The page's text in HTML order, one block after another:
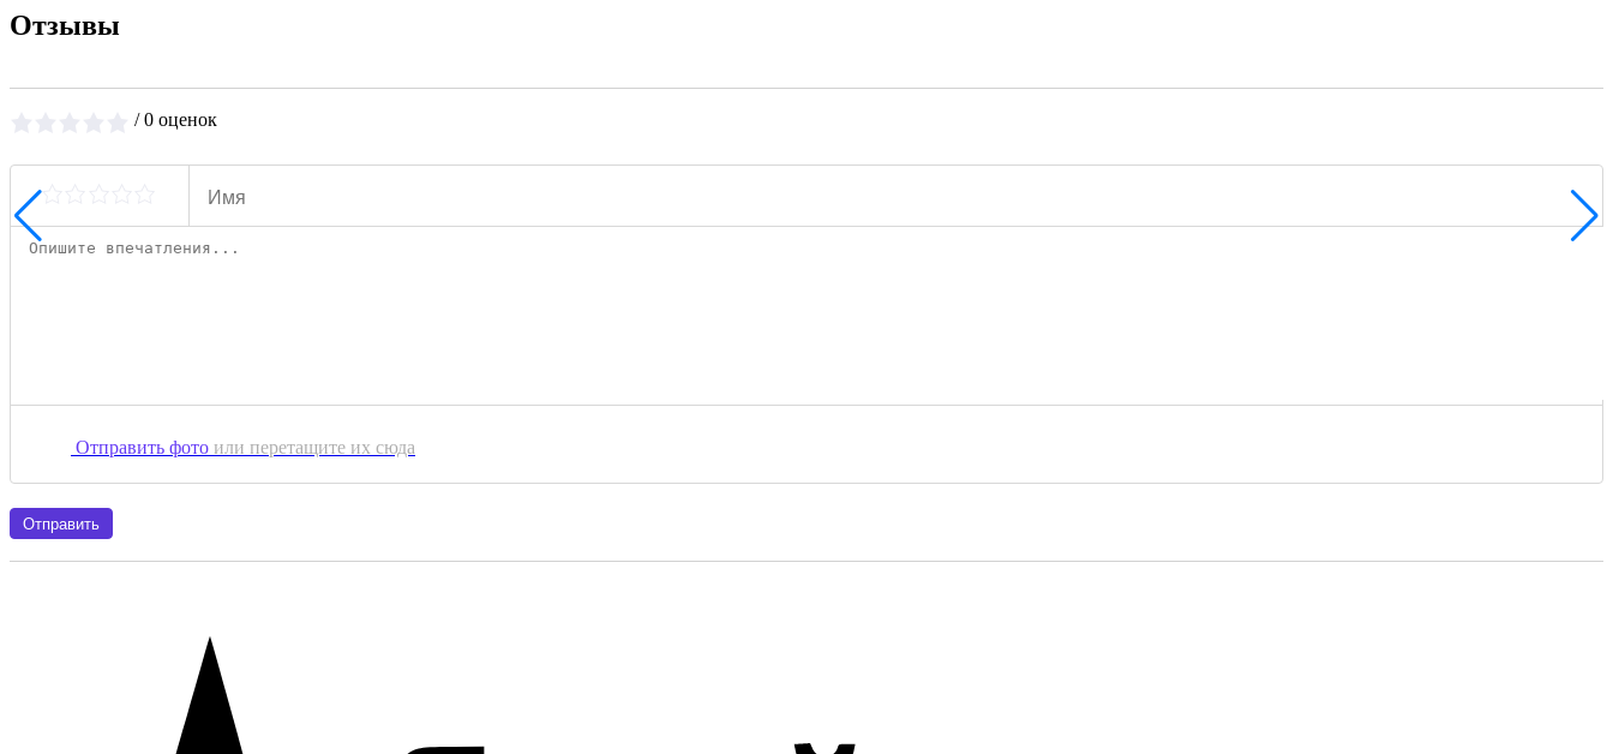
Отзывы
/ 0 оценок
Отправить фото или перетащите их сюда
Отправить